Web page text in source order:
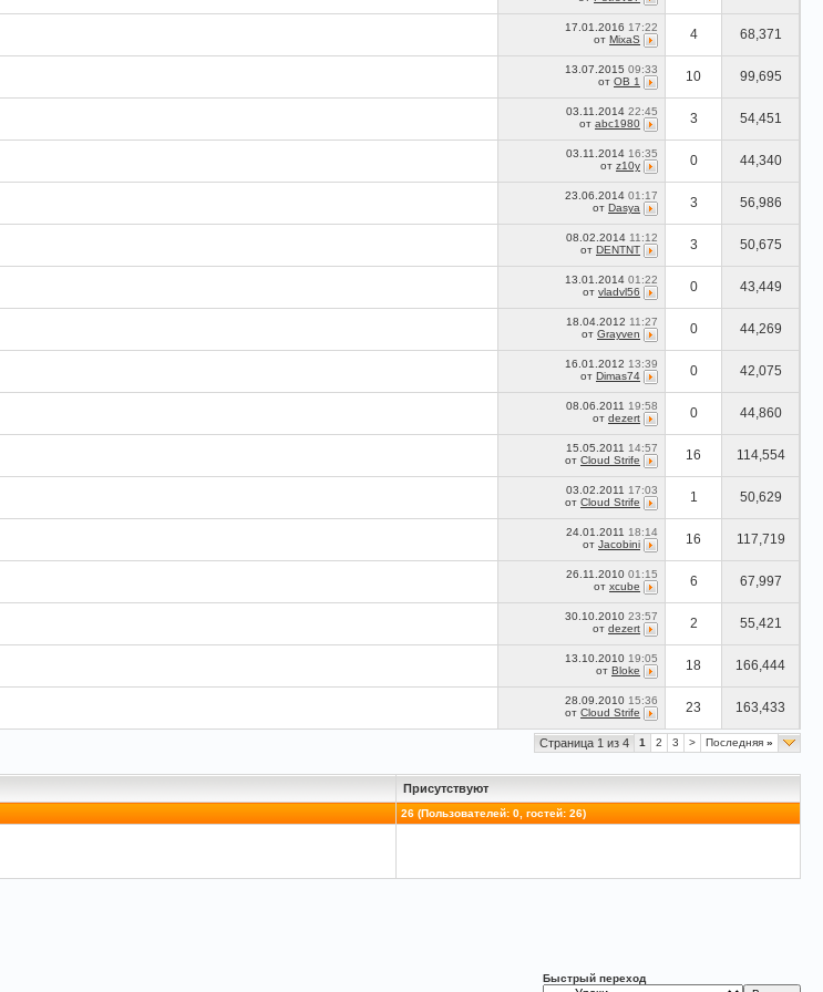
17.01.2016 17:22
от MixaS 4 68,371
13.07.2015 09:33
от OB 1 10 99,695
03.11.2014 22:45
от abc1980 3 54,451
03.11.2014 16:35
от z10y 0 44,340
23.06.2014 01:17
от Dasya 3 56,986
08.02.2014 11:12
от DENTNT 3 50,675
13.01.2014 01:22
от vladvl56 0 43,449
18.04.2012 11:27
от Grayven 0 44,269
16.01.2012 13:39
от Dimas74 0 42,075
08.06.2011 19:58
от dezert 0 44,860
15.05.2011 14:57
от Cloud Strife 16 114,554
03.02.2011 17:03
от Cloud Strife 1 50,629
24.01.2011 18:14
от Jacobini 16 117,719
26.11.2010 01:15
от xcube 6 67,997
30.10.2010 23:57
от dezert 2 55,421
13.10.2010 19:05
от Bloke 18 166,444
28.09.2010 15:36
от Cloud Strife 23 163,433
Страница 1 из 4 1 2 3 > Последняя »
Присутствуют
26 (Пользователей: 0, гостей: 26)
Быстрый переход